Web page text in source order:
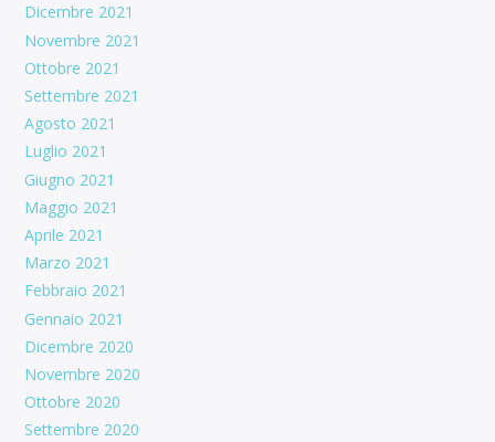
Dicembre 2021
Novembre 2021
Ottobre 2021
Settembre 2021
Agosto 2021
Luglio 2021
Giugno 2021
Maggio 2021
Aprile 2021
Marzo 2021
Febbraio 2021
Gennaio 2021
Dicembre 2020
Novembre 2020
Ottobre 2020
Settembre 2020